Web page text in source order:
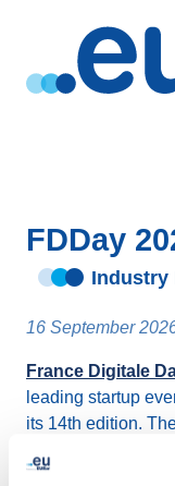
FDDay
Industry
16 September
France Digitale
leading startup
its 14th edition.
founders,
Europe for a full